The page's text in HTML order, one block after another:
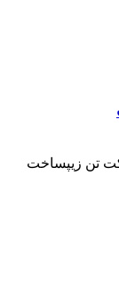
تن زیپساخت